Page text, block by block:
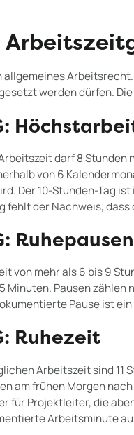
allgemeines
werden dürfen.
darf 8 Stunden
von 6
Der 10-Stunden-Tag
fehlt der Nachweis,
Ruhepausen
von mehr als 6 bis 9
Minuten. Pausen
Pause ist ein
Ruhezeit
Arbeitszeit sind
am frühen Morgen
für Projektleiter, die
Arbeitsminute